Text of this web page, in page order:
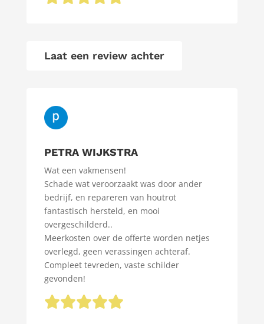
Laat een review achter
PETRA WIJKSTRA
Wat een vakmensen!
Schade wat veroorzaakt was door ander
bedrijf, en repareren van houtrot
fantastisch hersteld, en mooi
overgeschilderd..
Meerkosten over de offerte worden netjes
overlegd, geen verassingen achteraf.
Compleet tevreden, vaste schilder
gevonden!